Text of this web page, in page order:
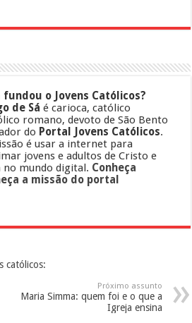
fundou o Jovens Católicos?
de Sá é carioca, católico
romano, devoto de São Bento
do Portal Jovens Católicos.
é usar a internet para
jovens e adultos de Cristo e
mundo digital. Conheça
a missão do portal
católicos:
Próximo assunto
Maria Simma: quem foi e o que a
Igreja ensina